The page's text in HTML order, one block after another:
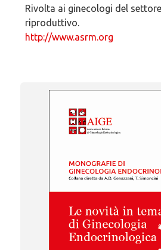
Rivolta ai ginecologi del
riproduttivo.
http://www.asrm.org